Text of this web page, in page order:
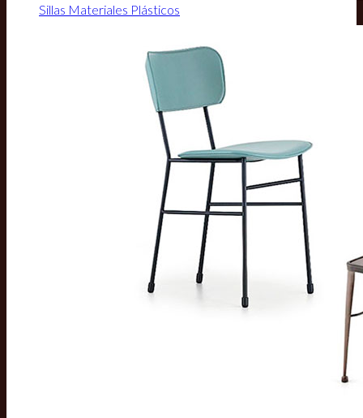
Sillas Materiales Plásticos